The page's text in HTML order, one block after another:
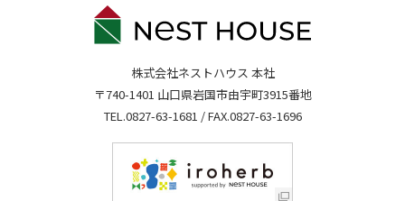
株式会社ネストハウス 本社
〒740-1401 山口県岩国市由宇町3915番地
TEL.0827-63-1681 / FAX.0827-63-1696